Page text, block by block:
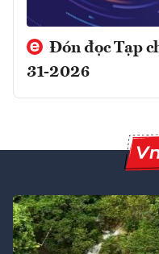
Đón đọc Tạp
31-2026